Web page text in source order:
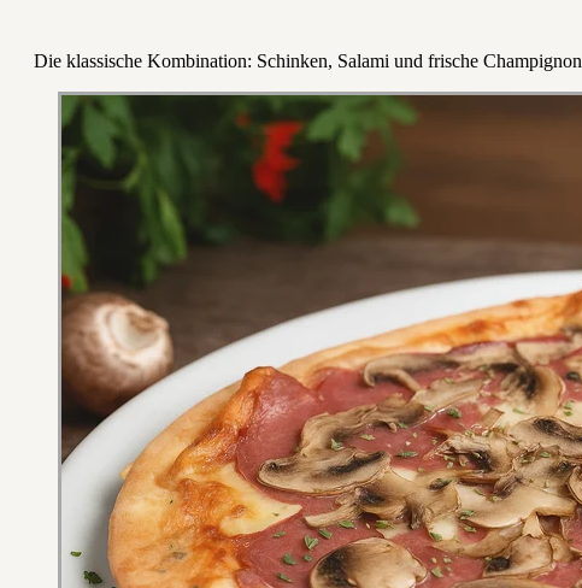
Die klassische Kombination: Schinken, Salami und frische